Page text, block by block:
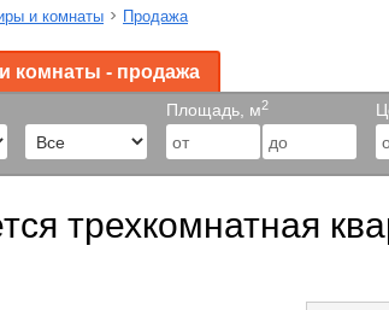
и комнаты Продажа
комнаты - продажа
Площадь, м2
трехкомнатная